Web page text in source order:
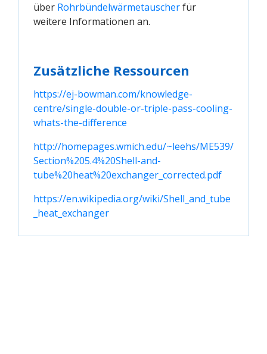
über Rohrbündelwärmetauscherfür
weitere Informationen an.
Zusätzliche Ressourcen
https://ej-bowman.com/knowledge-
centre/single-double-or-triple-pass-cooling-
whats-the-difference
http://homepages.wmich.edu/~leehs/ME539/
Section%205.4%20Shell-and-
tube%20heat%20exchanger_corrected.pdf
https://en.wikipedia.org/wiki/Shell_and_tube
_heat_exchanger